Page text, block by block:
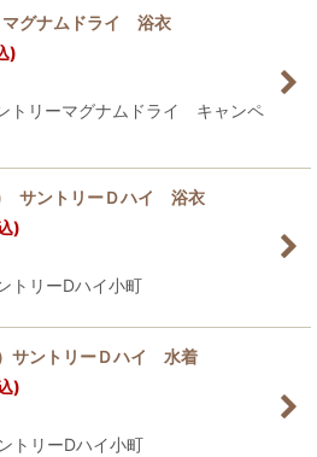
グナムドライ 浴衣
)
リーマグナムドライ キャンペ
サントリーＤハイ 浴衣
)
リーDハイ小町
サントリーＤハイ 水着
)
リーDハイ小町